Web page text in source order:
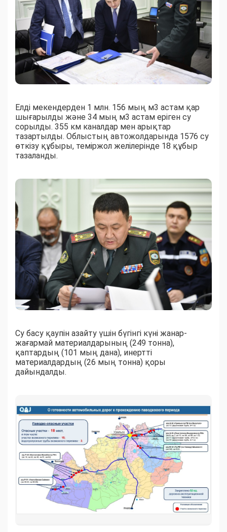
Елді мекендерден 1 млн. 156 мың м3 астам қар
шығарылды және 34 мың м3 астам еріген су
сорылды. 355 км каналдар мен арықтар
тазартылды. Облыстың автожолдарында 1576 су
өткізу құбыры, теміржол желілерінде 18 құбыр
тазаланды.
Су басу қаупін азайту үшін бүгінгі күні жанар-
жағармай материалдарының (249 тонна),
қаптардың (101 мың дана), инертті
материалдардың (26 мың тонна) қоры
дайындалды.